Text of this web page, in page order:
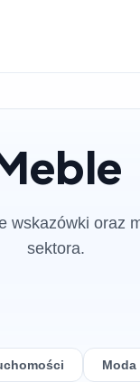
wskazówki oraz
sektora.